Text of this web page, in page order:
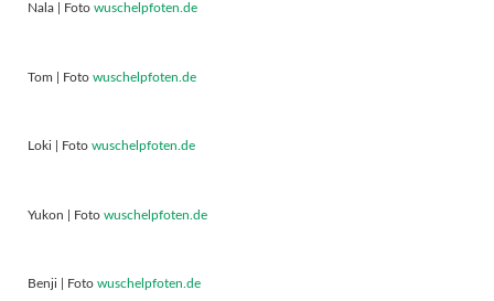
Nala | Foto wuschelpfoten.de
Tom | Foto wuschelpfoten.de
Loki | Foto wuschelpfoten.de
Yukon | Foto wuschelpfoten.de
Benji | Foto wuschelpfoten.de